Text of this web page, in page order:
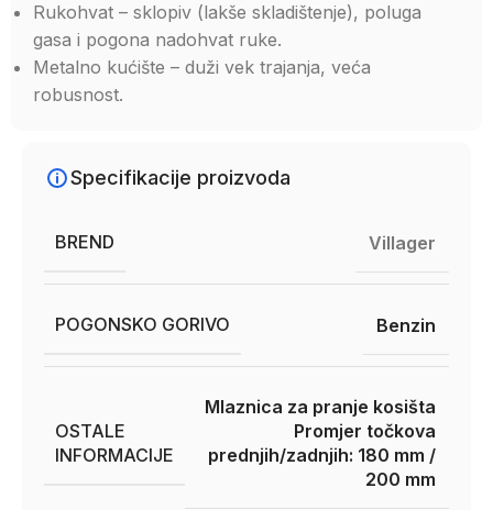
Rukohvat – sklopiv (lakše skladištenje), poluga
gasa i pogona nadohvat ruke.
Metalno kućište – duži vek trajanja, veća
robusnost.
Specifikacije proizvoda
BREND Villager
POGONSKO GORIVO Benzin
OSTALE
INFORMACIJE
Mlaznica za pranje kosišta
Promjer točkova
prednjih/zadnjih: 180 mm /
200 mm